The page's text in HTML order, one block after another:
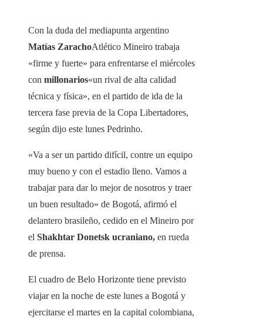
Con la duda del mediapunta argentino
Matías ZarachoAtlético Mineiro trabaja
«firme y fuerte» para enfrentarse el miércoles
con millonarios«un rival de alta calidad
técnica y física», en el partido de ida de la
tercera fase previa de la Copa Libertadores,
según dijo este lunes Pedrinho.
«Va a ser un partido difícil, contre un equipo
muy bueno y con el estadio lleno. Vamos a
trabajar para dar lo mejor de nosotros y traer
un buen resultado» de Bogotá, afirmó el
delantero brasileño, cedido en el Mineiro por
el Shakhtar Donetsk ucraniano, en rueda
de prensa.
El cuadro de Belo Horizonte tiene previsto
viajar en la noche de este lunes a Bogotá y
ejercitarse el martes en la capital colombiana,